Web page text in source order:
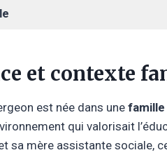
et contexte
est née dans une famille
qui valorisait
sa mère assistante sociale,